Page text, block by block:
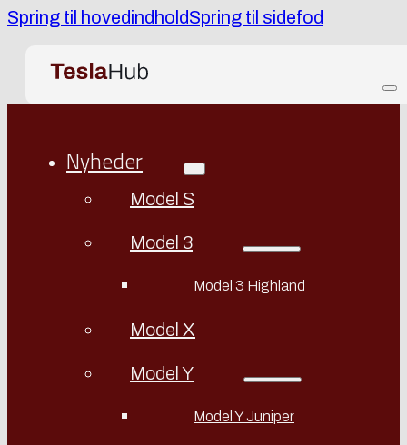
Spring til hovedindholdSpring til sidefod
Nyheder
Model S
Model 3
Model 3 Highland
Model X
Model Y
Model Y Juniper